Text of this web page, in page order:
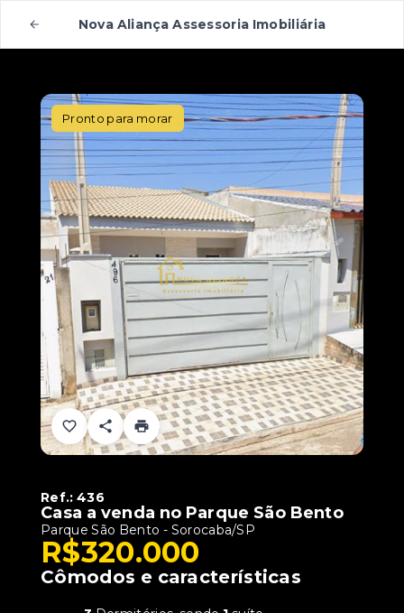
Nova Aliança Assessoria Imobiliária
Pronto para morar
Ref.:436
Casa a venda no Parque São Bento
Parque São Bento - Sorocaba/SP
R$320.000
Cômodos e características